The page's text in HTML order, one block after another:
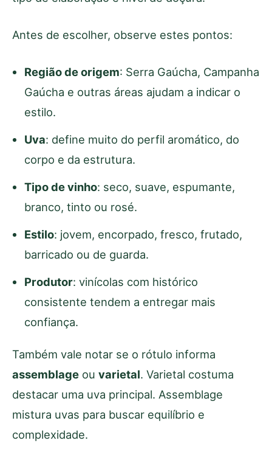
Antes de escolher, observe estes pontos:
Região de origem: Serra Gaúcha, Campanha
Gaúcha e outras áreas ajudam a indicar o
estilo.
Uva: define muito do perfil aromático, do
corpo e da estrutura.
Tipo de vinho: seco, suave, espumante,
branco, tinto ou rosé.
Estilo: jovem, encorpado, fresco, frutado,
barricado ou de guarda.
Produtor: vinícolas com histórico
consistente tendem a entregar mais
confiança.
Também vale notar se o rótulo informa
assemblage ou varietal. Varietal costuma
destacar uma uva principal. Assemblage
mistura uvas para buscar equilíbrio e
complexidade.